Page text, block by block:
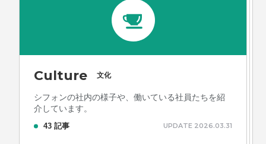
Culture 文化
シフォンの社内の様子や、働いている社員たちを紹
介しています。
43 記事 UPDATE 2026.03.31